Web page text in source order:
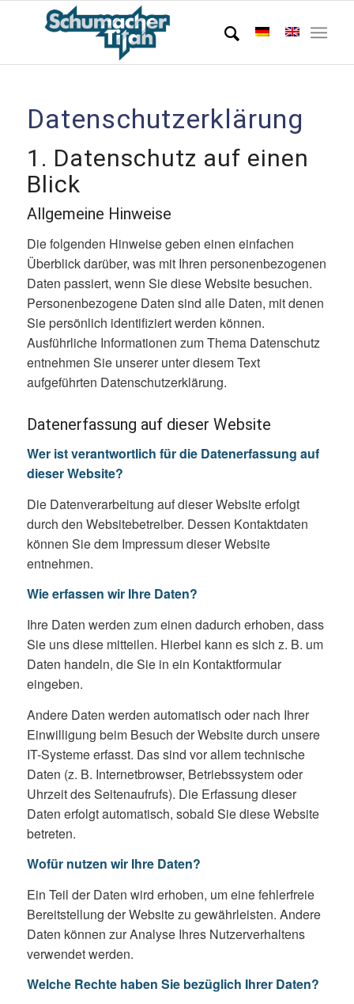
Datenschutzerklärung
1. Datenschutz auf einen
Blick
Allgemeine Hinweise
Die folgenden Hinweise geben einen einfachen
Überblick darüber, was mit Ihren personenbezogenen
Daten passiert, wenn Sie diese Website besuchen.
Personenbezogene Daten sind alle Daten, mit denen
Sie persönlich identifiziert werden können.
Ausführliche Informationen zum Thema Datenschutz
entnehmen Sie unserer unter diesem Text
aufgeführten Datenschutzerklärung.
Datenerfassung auf dieser Website
Wer ist verantwortlich für die Datenerfassung auf
dieser Website?
Die Datenverarbeitung auf dieser Website erfolgt
durch den Websitebetreiber. Dessen Kontaktdaten
können Sie dem Impressum dieser Website
entnehmen.
Wie erfassen wir Ihre Daten?
Ihre Daten werden zum einen dadurch erhoben, dass
Sie uns diese mitteilen. Hierbei kann es sich z. B. um
Daten handeln, die Sie in ein Kontaktformular
eingeben.
Andere Daten werden automatisch oder nach Ihrer
Einwilligung beim Besuch der Website durch unsere
IT-Systeme erfasst. Das sind vor allem technische
Daten (z. B. Internetbrowser, Betriebssystem oder
Uhrzeit des Seitenaufrufs). Die Erfassung dieser
Daten erfolgt automatisch, sobald Sie diese Website
betreten.
Wofür nutzen wir Ihre Daten?
Ein Teil der Daten wird erhoben, um eine fehlerfreie
Bereitstellung der Website zu gewährleisten. Andere
Daten können zur Analyse Ihres Nutzerverhaltens
verwendet werden.
Welche Rechte haben Sie bezüglich Ihrer Daten?